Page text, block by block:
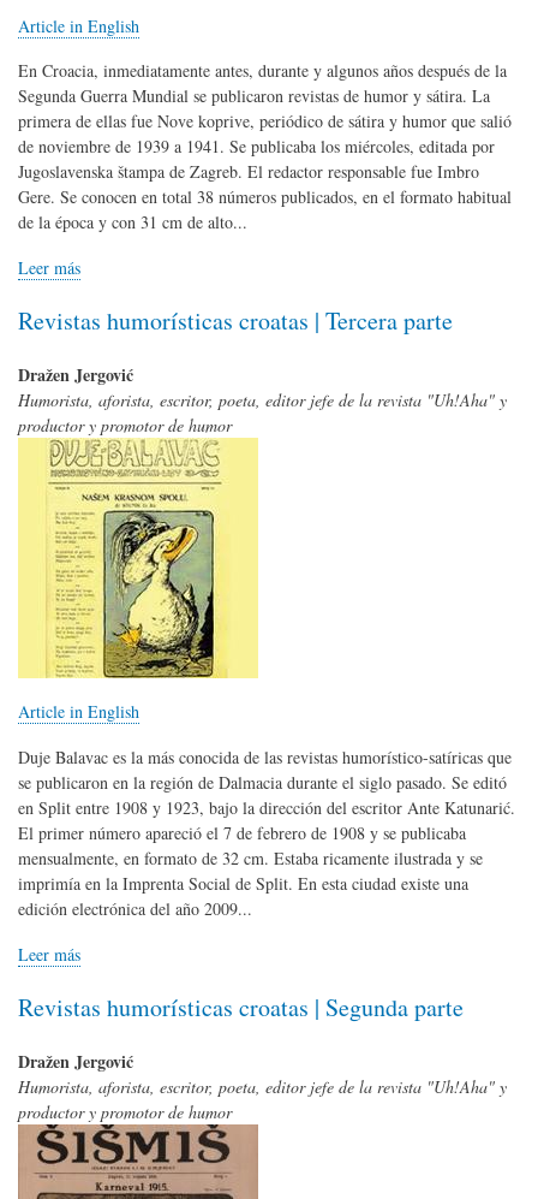
Article in English
En Croacia, inmediatamente antes, durante y algunos años después de la
Segunda Guerra Mundial se publicaron revistas de humor y sátira. La
primera de ellas fue Nove koprive, periódico de sátira y humor que salió
de noviembre de 1939 a 1941. Se publicaba los miércoles, editada por
Jugoslavenska štampa de Zagreb. El redactor responsable fue Imbro
Gere. Se conocen en total 38 números publicados, en el formato habitual
de la época y con 31 cm de alto...
Leer más
Revistas humorísticas croatas | Tercera parte
Dražen Jergović
Humorista, aforista, escritor, poeta, editor jefe de la revista "Uh!Aha" y
productor y promotor de humor
Article in English
Duje Balavac es la más conocida de las revistas humorístico-satíricas que
se publicaron en la región de Dalmacia durante el siglo pasado. Se editó
en Split entre 1908 y 1923, bajo la dirección del escritor Ante Katunarić.
El primer número apareció el 7 de febrero de 1908 y se publicaba
mensualmente, en formato de 32 cm. Estaba ricamente ilustrada y se
imprimía en la Imprenta Social de Split. En esta ciudad existe una
edición electrónica del año 2009...
Leer más
Revistas humorísticas croatas | Segunda parte
Dražen Jergović
Humorista, aforista, escritor, poeta, editor jefe de la revista "Uh!Aha" y
productor y promotor de humor